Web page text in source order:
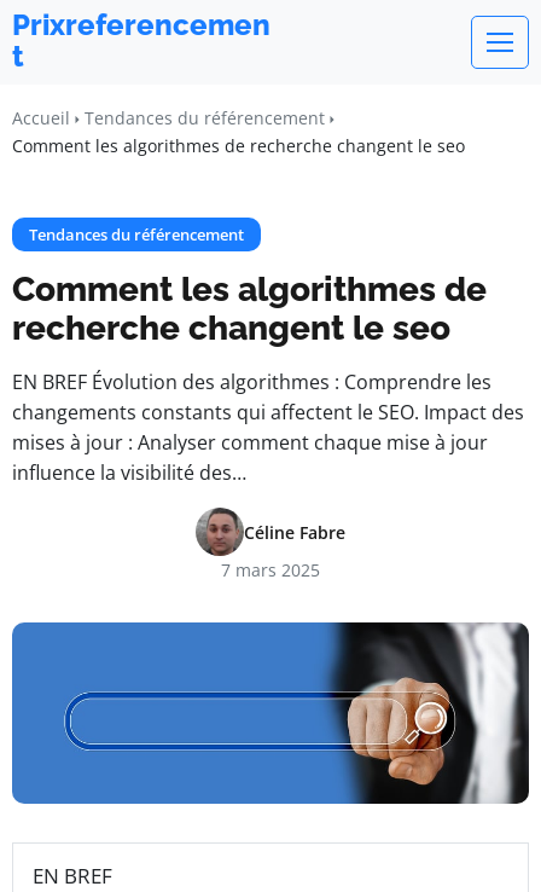
Prixreferencemen
t
Accueil
Tendances du référencement
Comment les algorithmes de recherche changent le seo
Tendances du référencement
Comment les algorithmes de
recherche changent le seo
EN BREF Évolution des algorithmes : Comprendre les
changements constants qui affectent le SEO. Impact des
mises à jour : Analyser comment chaque mise à jour
influence la visibilité des…
Céline Fabre
7 mars 2025
EN BREF